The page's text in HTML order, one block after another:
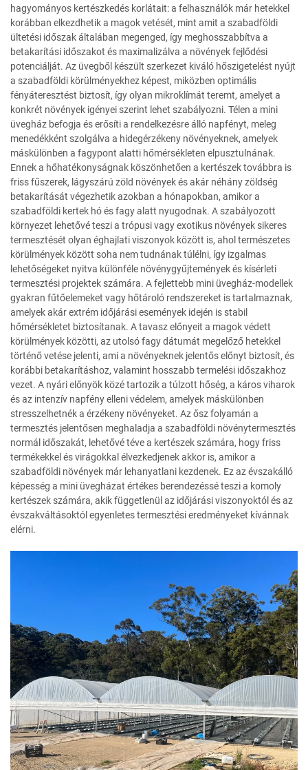
hagyományos kertészkedés korlátait: a felhasználók már hetekkel
korábban elkezdhetik a magok vetését, mint amit a szabadföldi
ültetési időszak általában megenged, így meghosszabbítva a
betakarítási időszakot és maximalizálva a növények fejlődési
potenciálját. Az üvegből készült szerkezet kiváló hőszigetelést nyújt
a szabadföldi körülményekhez képest, miközben optimális
fényáteresztést biztosít, így olyan mikroklímát teremt, amelyet a
konkrét növények igényei szerint lehet szabályozni. Télen a mini
üvegház befogja és erősíti a rendelkezésre álló napfényt, meleg
menedékként szolgálva a hidegérzékeny növényeknek, amelyek
máskülönben a fagypont alatti hőmérsékleten elpusztulnának.
Ennek a hőhatékonyságnak köszönhetően a kertészek továbbra is
friss fűszerek, lágyszárú zöld növények és akár néhány zöldség
betakarítását végezhetik azokban a hónapokban, amikor a
szabadföldi kertek hó és fagy alatt nyugodnak. A szabályozott
környezet lehetővé teszi a trópusi vagy exotikus növények sikeres
termesztését olyan éghajlati viszonyok között is, ahol természetes
körülmények között soha nem tudnának túlélni, így izgalmas
lehetőségeket nyitva különféle növénygyűjtemények és kísérleti
termesztési projektek számára. A fejlettebb mini üvegház-modellek
gyakran fűtőelemeket vagy hőtároló rendszereket is tartalmaznak,
amelyek akár extrém időjárási események idején is stabil
hőmérsékletet biztosítanak. A tavasz előnyeit a magok védett
körülmények közötti, az utolsó fagy dátumát megelőző hetekkel
történő vetése jelenti, ami a növényeknek jelentős előnyt biztosít, és
korábbi betakarításhoz, valamint hosszabb termelési időszakhoz
vezet. A nyári előnyök közé tartozik a túlzott hőség, a káros viharok
és az intenzív napfény elleni védelem, amelyek máskülönben
stresszelhetnék a érzékeny növényeket. Az ősz folyamán a
termesztés jelentősen meghaladja a szabadföldi növénytermesztés
normál időszakát, lehetővé téve a kertészek számára, hogy friss
termékekkel és virágokkal élvezkedjenek akkor is, amikor a
szabadföldi növények már lehanyatlani kezdenek. Ez az évszakálló
képesség a mini üvegházat értékes berendezéssé teszi a komoly
kertészek számára, akik függetlenül az időjárási viszonyoktól és az
évszakváltásoktól egyenletes termesztési eredményeket kívánnak
elérni.